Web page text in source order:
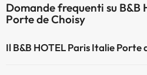
Domande frequenti su B&B
Porte de Choisy
Il B&B HOTEL Paris Italie Porte